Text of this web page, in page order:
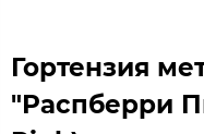
Гортензия
"Распберри